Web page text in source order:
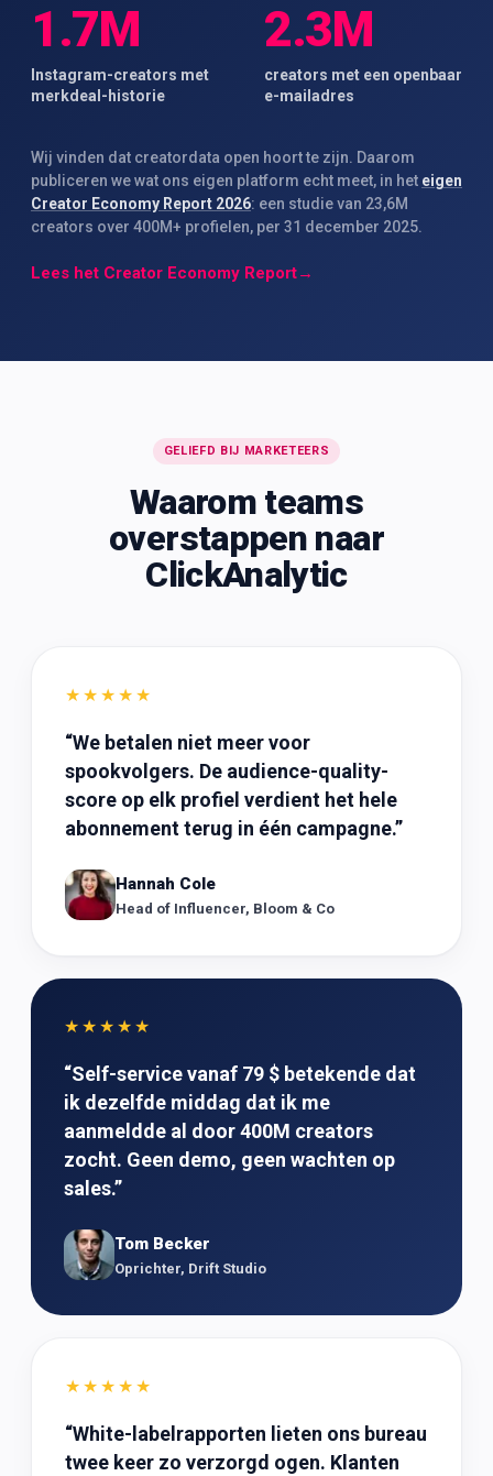
1.7M
Instagram-creators met
merkdeal-historie
2.3M
creators met een openbaar
e-mailadres
Wij vinden dat creatordata open hoort te zijn. Daarom
publiceren we wat ons eigen platform echt meet, in het eigen
Creator Economy Report 2026: een studie van 23,6M
creators over 400M+ profielen, per 31 december 2025.
Lees het Creator Economy Report→
GELIEFD BIJ MARKETEERS
Waarom teams
overstappen naar
ClickAnalytic
★★★★★
“We betalen niet meer voor
spookvolgers. De audience-quality-
score op elk profiel verdient het hele
abonnement terug in één campagne.”
Hannah Cole
Head of Influencer, Bloom & Co
★★★★★
“Self-service vanaf 79 $ betekende dat
ik dezelfde middag dat ik me
aanmeldde al door 400M creators
zocht. Geen demo, geen wachten op
sales.”
Tom Becker
Oprichter, Drift Studio
★★★★★
“White-labelrapporten lieten ons bureau
twee keer zo verzorgd ogen. Klanten